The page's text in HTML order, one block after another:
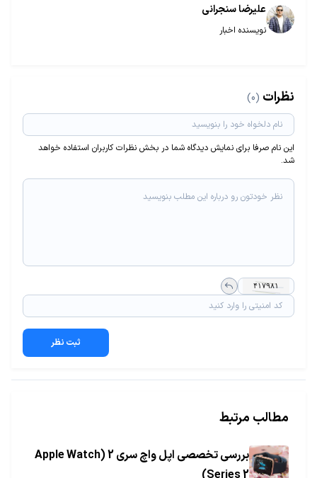
علیرضا سنجرانی
نویسنده اخبار
نظرات (0)
این نام صرفا برای نمایش دیدگاه شما در بخش نظرات کاربران استفاده خواهد
شد.
ثبت نظر
مطالب مرتبط
بررسی تخصصی اپل واچ سری 2 (Apple Watch